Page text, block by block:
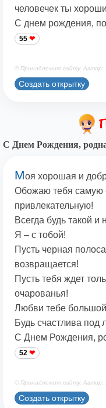
человечек ты
С днем рождения,
55
© Принадлежит сайту. Автор:
Создать открытку
С Днем Рождения,
Моя хорошая и
Обожаю тебя самую
привлекательную!
Всегда будь такой и
Я – с тобой!
Пусть черная
возвращается!
Пусть тебя ждет
очарованья!
Любви тебе
Будь счастлива
С Днем Рождения,
52
© Принадлежит сайту. Автор:
Создать открытку